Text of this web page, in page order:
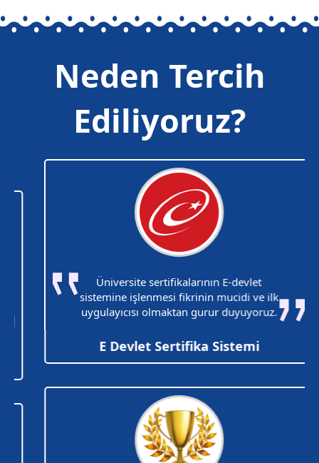
Neden Tercih
Ediliyoruz?
Üniversite sertifikalarının E-devlet
sistemine işlenmesi fikrinin mucidi ve ilk
uygulayıcısı olmaktan gurur duyuyoruz.
E Devlet Sertifika Sistemi